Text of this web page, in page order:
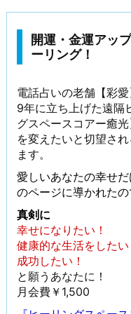
開運・金運アッ
ーリング！
電話占いの老舗【彩
9年に立ち上げた遠隔
グスペースコアー癒
を変えたいと切望さ
ます。
愛しいあなたの幸せ
のページに導かれたの
真剣に
幸せになりたい！
健康的な生活をした
成功したい！
と願うあなたに！
月会費￥1,500